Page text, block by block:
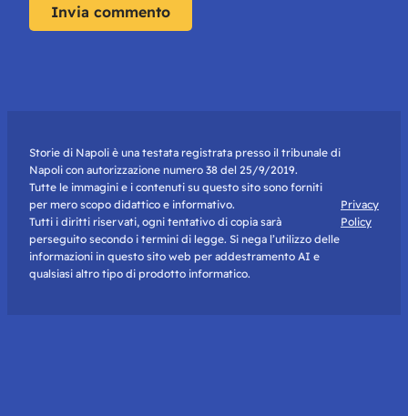
Storie di Napoli è una testata registrata presso il tribunale di
Napoli con autorizzazione numero 38 del 25/9/2019.
Tutte le immagini e i contenuti su questo sito sono forniti
per mero scopo didattico e informativo.
Tutti i diritti riservati, ogni tentativo di copia sarà
perseguito secondo i termini di legge. Si nega l’utilizzo delle
informazioni in questo sito web per addestramento AI e
qualsiasi altro tipo di prodotto informatico.
Privacy
Policy